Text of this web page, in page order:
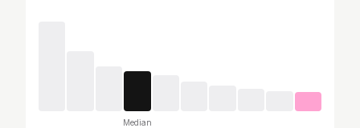
Median